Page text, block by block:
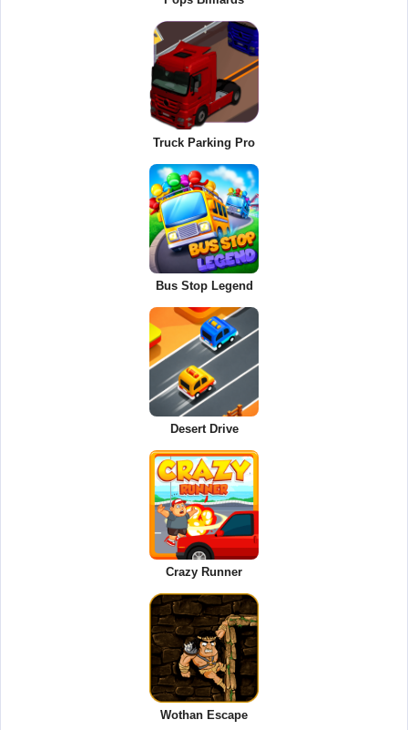
Truck Parking Pro
Bus Stop Legend
Desert Drive
Crazy Runner
Wothan Escape